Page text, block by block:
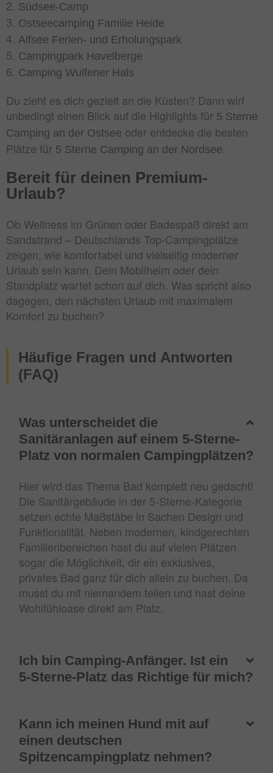
Südsee-Camp
Ostseecamping Familie Heide
Alfsee Ferien- und Erholungspark
Campingpark Havelberge
Camping Wulfener Hals
Du zieht es dich gezielt an die Küsten? Dann wirf
unbedingt einen Blick auf die Highlights für 5 Sterne
Camping an der Ostsee oder entdecke die besten
Plätze für 5 Sterne Camping an der Nordsee.
Bereit für deinen Premium-
Urlaub?
Ob Wellness im Grünen oder Badespaß direkt am
Sandstrand – Deutschlands Top-Campingplätze
zeigen, wie komfortabel und vielseitig moderner
Urlaub sein kann. Dein Mobilheim oder dein
Standplatz wartet schon auf dich. Was spricht also
dagegen, den nächsten Urlaub mit maximalem
Komfort zu buchen?
Häufige Fragen und Antworten
(FAQ)
Was unterscheidet die
Sanitäranlagen auf einem 5-Sterne-
Platz von normalen Campingplätzen?
Hier wird das Thema Bad komplett neu gedacht!
Die Sanitärgebäude in der 5-Sterne-Kategorie
setzen echte Maßstäbe in Sachen Design und
Funktionalität. Neben modernen, kindgerechten
Familienbereichen hast du auf vielen Plätzen
sogar die Möglichkeit, dir ein exklusives,
privates Bad ganz für dich allein zu buchen. Da
musst du mit niemandem teilen und hast deine
Wohlfühloase direkt am Platz.
Ich bin Camping-Anfänger. Ist ein
5-Sterne-Platz das Richtige für mich?
Kann ich meinen Hund mit auf
einen deutschen
Spitzencampingplatz nehmen?